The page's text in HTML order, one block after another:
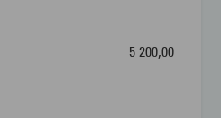
5 200,00